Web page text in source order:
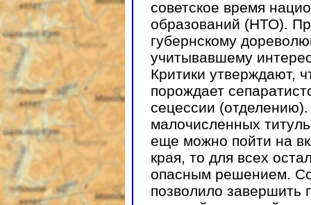
советское время
образований (НТО).
губернскому
учитывавшему
Критики утверждают,
порождает
сецессии
малочисленных
еще можно пойти на
края, то для всех
опасным решением.
позволило завершить